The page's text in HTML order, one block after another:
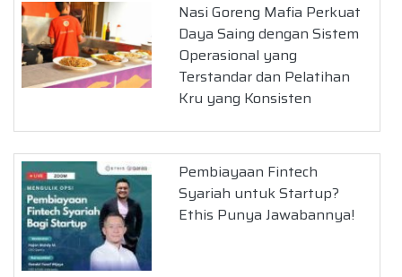
Nasi Goreng Mafia Perkuat
Daya Saing dengan Sistem
Operasional yang
Terstandar dan Pelatihan
Kru yang Konsisten
Pembiayaan Fintech
Syariah untuk Startup?
Ethis Punya Jawabannya!